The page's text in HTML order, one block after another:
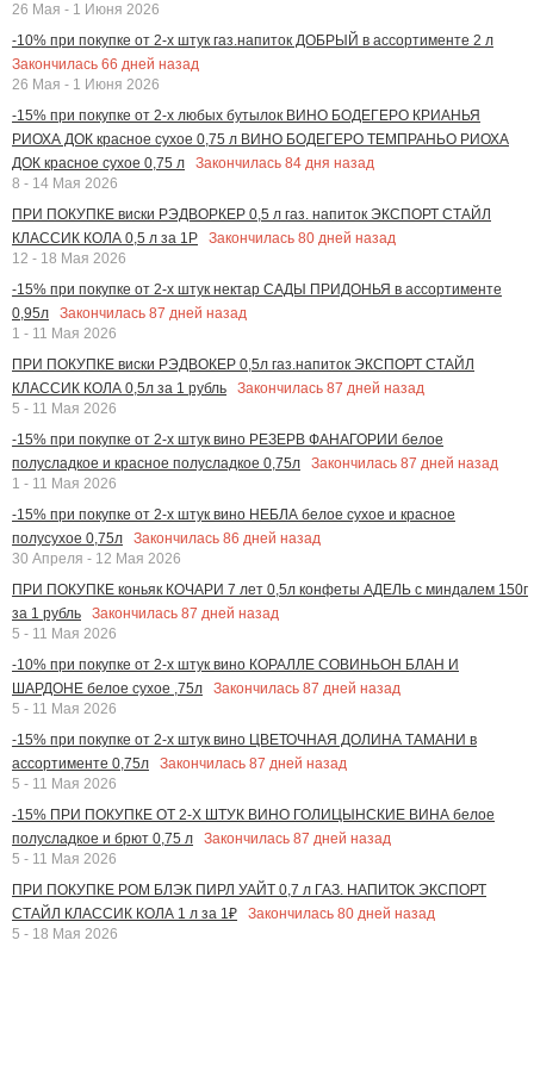
26 Мая - 1 Июня 2026
-10% при покупке от 2-х штук газ.напиток ДОБРЫЙ в ассортименте 2 л
Закончилась 66 дней назад
26 Мая - 1 Июня 2026
-15% при покупке от 2-х любых бутылок ВИНО БОДЕГЕРО КРИАНЬЯ
РИОХА ДОК красное сухое 0,75 л ВИНО БОДЕГЕРО ТЕМПРАНЬО РИОХА
ДОК красное сухое 0,75 л
Закончилась 84 дня назад
8 - 14 Мая 2026
ПРИ ПОКУПКЕ виски РЭДВОРКЕР 0,5 л газ. напиток ЭКСПОРТ СТАЙЛ
КЛАССИК КОЛА 0,5 л за 1Р
Закончилась 80 дней назад
12 - 18 Мая 2026
-15% при покупке от 2-х штук нектар САДЫ ПРИДОНЬЯ в ассортименте
0,95л
Закончилась 87 дней назад
1 - 11 Мая 2026
ПРИ ПОКУПКЕ виски РЭДВОКЕР 0,5л газ.напиток ЭКСПОРТ СТАЙЛ
КЛАССИК КОЛА 0,5л за 1 рубль
Закончилась 87 дней назад
5 - 11 Мая 2026
-15% при покупке от 2-х штук вино РЕЗЕРВ ФАНАГОРИИ белое
полусладкое и красное полусладкое 0,75л
Закончилась 87 дней назад
1 - 11 Мая 2026
-15% при покупке от 2-х штук вино НЕБЛА белое сухое и красное
полусухое 0,75л
Закончилась 86 дней назад
30 Апреля - 12 Мая 2026
ПРИ ПОКУПКЕ коньяк КОЧАРИ 7 лет 0,5л конфеты АДЕЛЬ с миндалем 150г
за 1 рубль
Закончилась 87 дней назад
5 - 11 Мая 2026
-10% при покупке от 2-х штук вино КОРАЛЛЕ СОВИНЬОН БЛАН И
ШАРДОНЕ белое сухое ,75л
Закончилась 87 дней назад
5 - 11 Мая 2026
-15% при покупке от 2-х штук вино ЦВЕТОЧНАЯ ДОЛИНА ТАМАНИ в
ассортименте 0,75л
Закончилась 87 дней назад
5 - 11 Мая 2026
-15% ПРИ ПОКУПКЕ ОТ 2-Х ШТУК ВИНО ГОЛИЦЫНСКИЕ ВИНА белое
полусладкое и брют 0,75 л
Закончилась 87 дней назад
5 - 11 Мая 2026
ПРИ ПОКУПКЕ РОМ БЛЭК ПИРЛ УАЙТ 0,7 л ГАЗ. НАПИТОК ЭКСПОРТ
СТАЙЛ КЛАССИК КОЛА 1 л за 1₽
Закончилась 80 дней назад
5 - 18 Мая 2026